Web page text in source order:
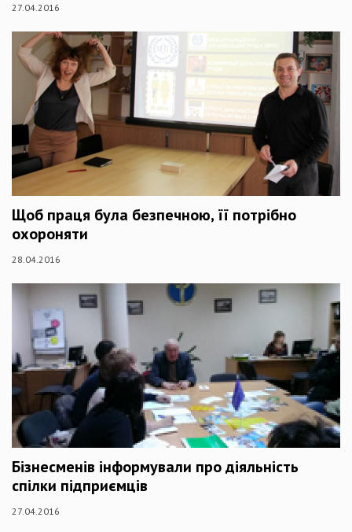
27.04.2016
Щоб праця була безпечною, її потрібно
охороняти
28.04.2016
Бізнесменів інформували про діяльність
спілки підприємців
27.04.2016